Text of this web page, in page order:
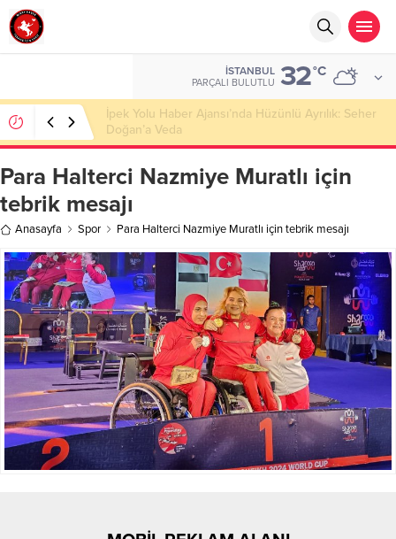
İSTANBUL
PARÇALI BULUTLU 32°C
Başkan Nihat Öztürk, Şanahan’da Hacı Eryaman’a
Misafir Oldu
Para Halterci Nazmiye Muratlı için
tebrik mesajı
Anasayfa Spor Para Halterci Nazmiye Muratlı için tebrik mesajı